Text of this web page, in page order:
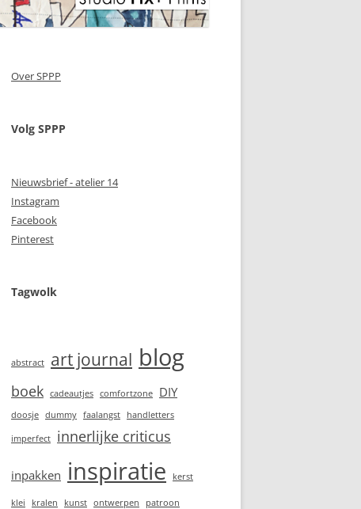
Over SPPP
Volg SPPP
Nieuwsbrief - atelier 14
Instagram
Facebook
Pinterest
Tagwolk
abstract art journal blog
boek cadeautjes comfortzone DIY
doosje dummy faalangst handletters
imperfect innerlijke criticus
inpakken inspiratie kerst
klei kralen kunst ontwerpen patroon